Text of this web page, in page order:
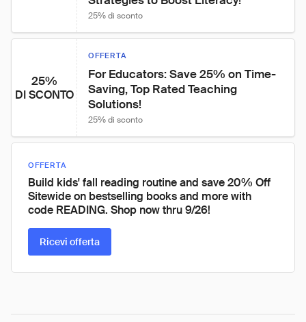
25% di sconto
25%
DI SCONTO
OFFERTA
For Educators: Save 25% on Time-
Saving, Top Rated Teaching
Solutions!
25% di sconto
OFFERTA
Build kids' fall reading routine and save 20% Off
Sitewide on bestselling books and more with
code READING. Shop now thru 9/26!
Ricevi offerta